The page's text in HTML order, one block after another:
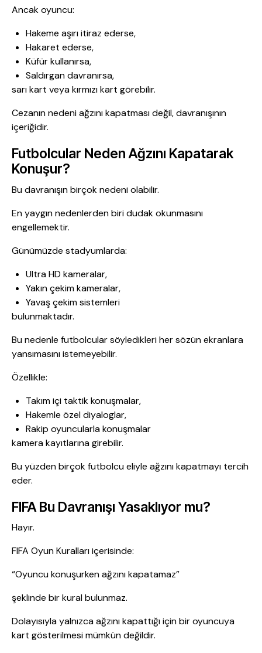
Ancak oyuncu:
Hakeme aşırı itiraz ederse,
Hakaret ederse,
Küfür kullanırsa,
Saldırgan davranırsa,
sarı kart veya kırmızı kart görebilir.
Cezanın nedeni ağzını kapatması değil, davranışının
içeriğidir.
Futbolcular Neden Ağzını Kapatarak
Konuşur?
Bu davranışın birçok nedeni olabilir.
En yaygın nedenlerden biri dudak okunmasını
engellemektir.
Günümüzde stadyumlarda:
Ultra HD kameralar,
Yakın çekim kameralar,
Yavaş çekim sistemleri
bulunmaktadır.
Bu nedenle futbolcular söyledikleri her sözün ekranlara
yansımasını istemeyebilir.
Özellikle:
Takım içi taktik konuşmalar,
Hakemle özel diyaloglar,
Rakip oyuncularla konuşmalar
kamera kayıtlarına girebilir.
Bu yüzden birçok futbolcu eliyle ağzını kapatmayı tercih
eder.
FIFA Bu Davranışı Yasaklıyor mu?
Hayır.
FIFA Oyun Kuralları içerisinde:
“Oyuncu konuşurken ağzını kapatamaz”
şeklinde bir kural bulunmaz.
Dolayısıyla yalnızca ağzını kapattığı için bir oyuncuya
kart gösterilmesi mümkün değildir.